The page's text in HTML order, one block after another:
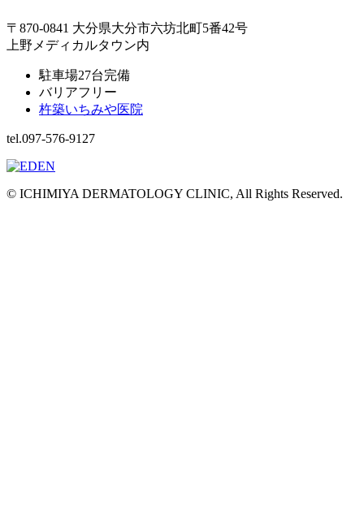
〒870-0841 大分県大分市六坊北町5番42号
上野メディカルタウン内
駐車場27台完備
バリアフリー
杵築いちみや医院
tel.097-576-9127
© ICHIMIYA DERMATOLOGY CLINIC, All Rights Reserved.